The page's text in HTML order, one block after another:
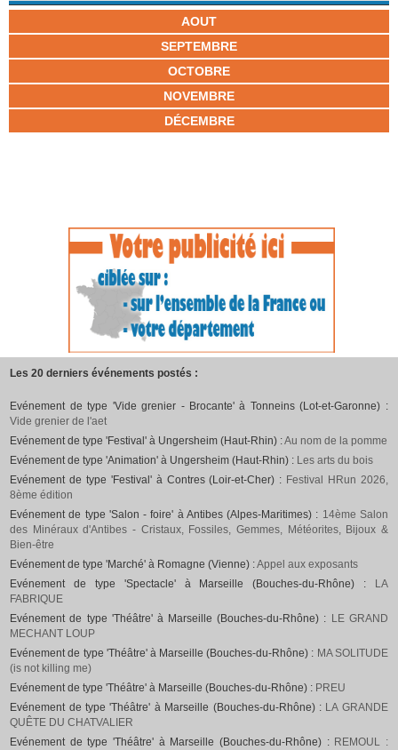
AOUT
SEPTEMBRE
OCTOBRE
NOVEMBRE
DÉCEMBRE
Les 20 derniers événements postés :
Evénement de type 'Vide grenier - Brocante' à Tonneins (Lot-et-Garonne) :
Vide grenier de l'aet
Evénement de type 'Festival' à Ungersheim (Haut-Rhin) :Au nom de la pomme
Evénement de type 'Animation' à Ungersheim (Haut-Rhin) : Les arts du bois
Evénement de type 'Festival' à Contres (Loir-et-Cher) : Festival HRun 2026,
8ème édition
Evénement de type 'Salon - foire' à Antibes (Alpes-Maritimes) : 14ème Salon
des Minéraux d'Antibes - Cristaux, Fossiles, Gemmes, Météorites, Bijoux &
Bien-être
Evénement de type 'Marché' à Romagne (Vienne) :Appel aux exposants
Evénement de type 'Spectacle' à Marseille (Bouches-du-Rhône) :
LA
FABRIQUE
Evénement de type 'Théâtre' à Marseille (Bouches-du-Rhône) : LE GRAND
MECHANT LOUP
Evénement de type 'Théâtre' à Marseille (Bouches-du-Rhône) : MA SOLITUDE
(is not killing me)
Evénement de type 'Théâtre' à Marseille (Bouches-du-Rhône) : PREU
Evénement de type 'Théâtre' à Marseille (Bouches-du-Rhône) : LA GRANDE
QUÊTE DU CHATVALIER
Evénement de type 'Théâtre' à Marseille (Bouches-du-Rhône) : REMOUL :